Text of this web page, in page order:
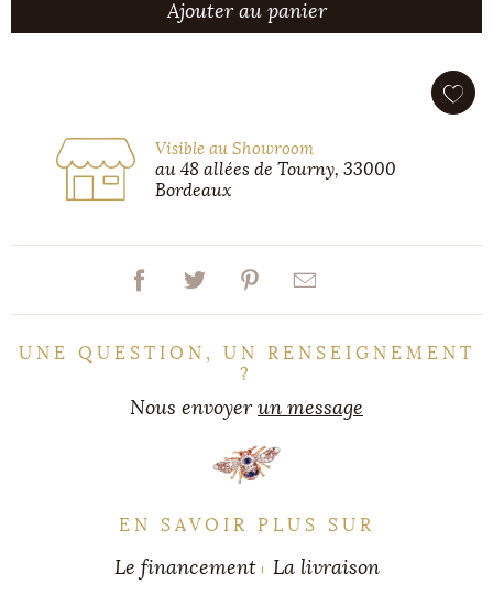
Ajouter au panier
Visible au Showroom
au 48 allées de Tourny, 33000
Bordeaux
UNE QUESTION, UN RENSEIGNEMENT
?
Nous envoyerun message
EN SAVOIR PLUS SUR
Le financement La livraison